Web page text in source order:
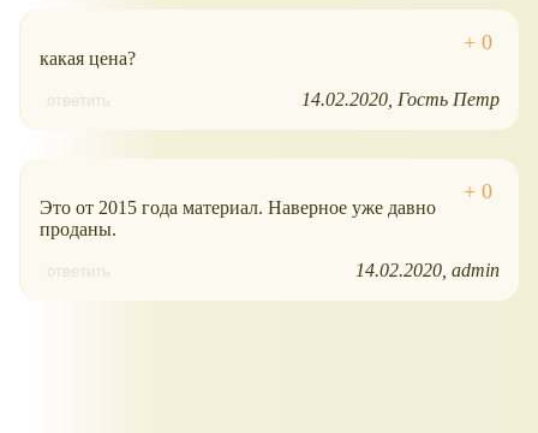
какая цена?
ответить 14.02.2020 Гость Петр
Это от 2015 года материал. Наверное уже давно
проданы.
ответить 14.02.2020 admin